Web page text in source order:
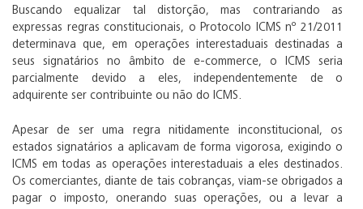
Buscando equalizar tal distorção, mas contrariando as
expressas regras constitucionais, o Protocolo ICMS nº 21/2011
determinava que, em operações interestaduais destinadas a
seus signatários no âmbito de e-commerce, o ICMS seria
parcialmente devido a eles, independentemente de o
adquirente ser contribuinte ou não do ICMS.
Apesar de ser uma regra nitidamente inconstitucional, os
estados signatários a aplicavam de forma vigorosa, exigindo o
ICMS em todas as operações interestaduais a eles destinados.
Os comerciantes, diante de tais cobranças, viam-se obrigados a
pagar o imposto, onerando suas operações, ou a levar a